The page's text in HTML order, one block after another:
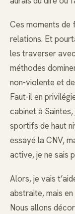
Ces moments de
relations. Et
les traverser
méthodes
non-violente et
Faut-il en
cabinet à
sportifs de haut
essayé la CNV,
active, je ne sais
Alors, je vais
abstraite, mais
Nous allons